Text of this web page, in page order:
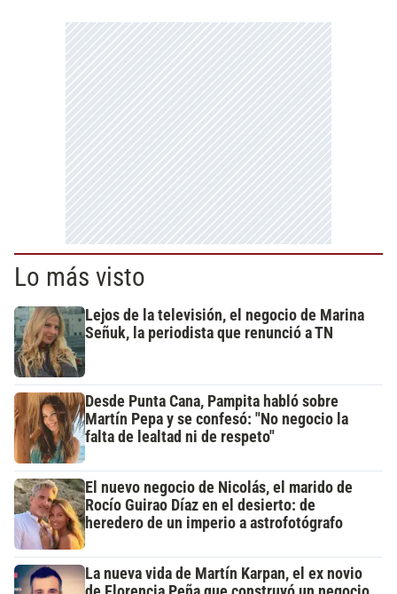
Lo más visto
Lejos de la televisión, el negocio de Marina
Señuk, la periodista que renunció a TN
Desde Punta Cana, Pampita habló sobre
Martín Pepa y se confesó: "No negocio la
falta de lealtad ni de respeto"
El nuevo negocio de Nicolás, el marido de
Rocío Guirao Díaz en el desierto: de
heredero de un imperio a astrofotógrafo
La nueva vida de Martín Karpan, el ex novio